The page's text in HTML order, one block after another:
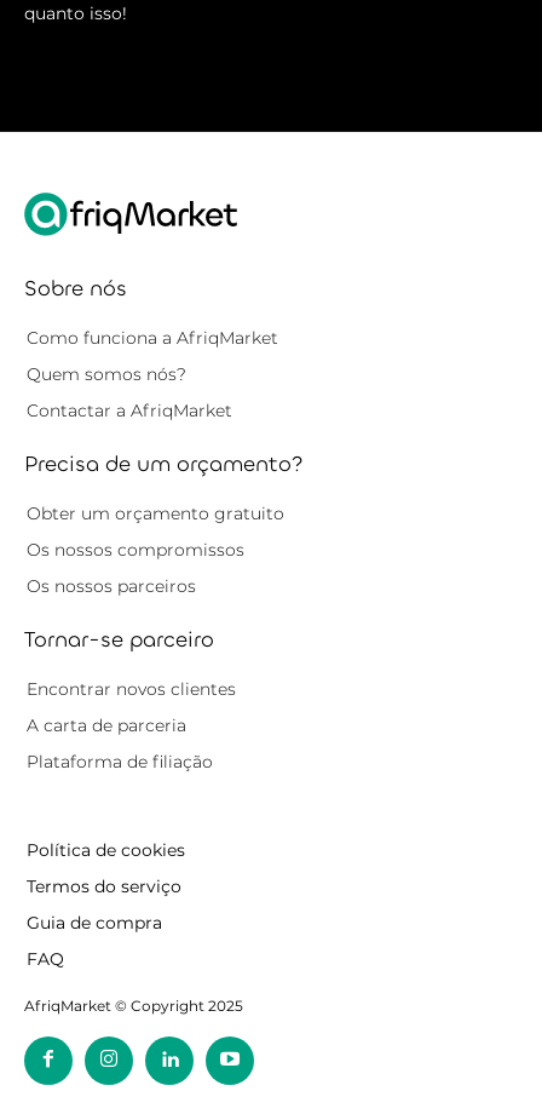
quanto isso!
Sobre nós
Como funciona a AfriqMarket
Quem somos nós?
Contactar a AfriqMarket
Precisa de um orçamento?
Obter um orçamento gratuito
Os nossos compromissos
Os nossos parceiros
Tornar-se parceiro
Encontrar novos clientes
A carta de parceria
Plataforma de filiação
Política de cookies
Termos do serviço
Guia de compra
FAQ
AfriqMarket © Copyright 2025